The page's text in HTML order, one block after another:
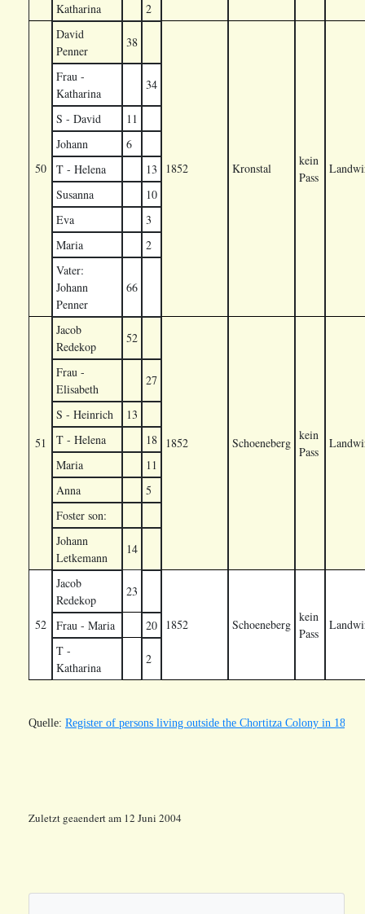
Katharina
2
50
David
Penner
38
1852 Kronstal
kein
Pass
Frau -
Katharina
34
S - David
11
Johann
6
T - Helena
13
Susanna
10
Eva
3
Maria
2
Vater:
Johann
Penner
66
51
Jacob
Redekop
52
1852 Schoeneberg
kein
Pass
Frau -
Elisabeth
27
S - Heinrich
13
T - Helena
18
Maria
11
Anna
5
Foster son:
Johann
Letkemann
14
52
Jacob
Redekop
23
1852 Schoeneberg
kein
Pass
Frau - Maria
20
T -
Katharina
2
Quelle: Register of persons living outside the Chortitza Colony in 1852.
Zuletzt geaendert am 12 Juni 2004